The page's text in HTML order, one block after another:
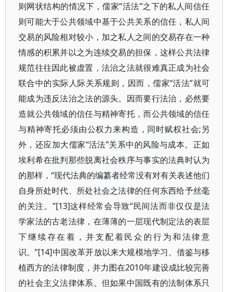
则网状结构的情况下，儒家“活法”之下的私人间信任
则可能大于公共领域中基于公共关系的信任，私人间
交易的风险相对较小，加之私人之间的交易存在一种
情感的积累并以之为连续交易的担保，这样公共法律
规范往往因此被虚置，法治之法就很难真正成为社会
联合中的实际人际关系规则，因而，儒家“活法”就可
能成为违反法治之法的源头。因而要行法治，必然要
造就公共领域的信任与精神寄托，而公共领域的信任
与精神寄托必须由公权力来构造，同时赋权社会;另
外，还应加大儒家“活法”关系中的风险与成本。正如
埃利希在批判那些脱离社会秩序与事实的法典时认为
的那样，“现代法典的编纂者经常没有对有关表述他们
自身所处时代、所处社会之法律的任何东西给予丝毫
的关注。”[13]这样经常会导致“民间法而非仅仅是法
学家法的古老法律，在薄薄的一层现代制定法的表层
下继续存在着，并支配着民众的行为和法律意
识。”[14]中国改革开放以来大规模地学习、借鉴与移
植西方的法律制度，并力图在2010年建设成比较完善
的社会主义法律体系。但如果中国既有的法制体系只